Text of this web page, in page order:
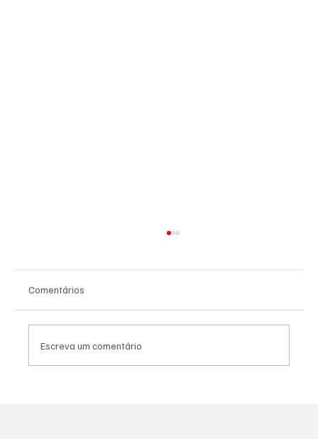
Comentários
Escreva um comentário